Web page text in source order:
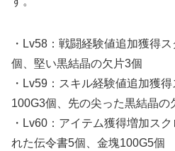
・Lv58：戦闘経験値追加獲得
個、堅い黒結晶の欠片3個
・Lv59：スキル経験値追加獲
100G3個、先の尖った黒結晶の
・Lv60：アイテム獲得増加ス
れた伝令書5個、金塊100G5個